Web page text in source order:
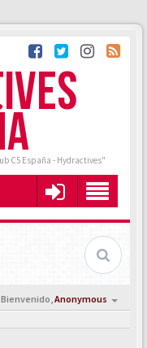
C5 España - Hydractives"
Bienvenido,Anonymous